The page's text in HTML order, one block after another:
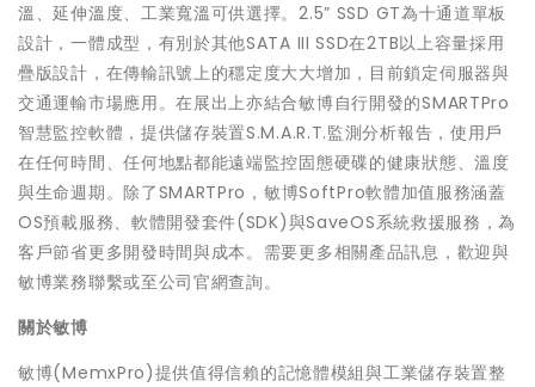
溫、延伸溫度、工業寬溫可供選擇。2.5” SSD GT為十通道單板
設計，一體成型，有別於其他SATA III SSD在2TB以上容量採用
疊版設計，在傳輸訊號上的穩定度大大增加，目前鎖定伺服器與
交通運輸市場應用。在展出上亦結合敏博自行開發的SMARTPro
智慧監控軟體，提供儲存裝置S.M.A.R.T.監測分析報告，使用戶
在任何時間、任何地點都能遠端監控固態硬碟的健康狀態、溫度
與生命週期。除了SMARTPro，敏博SoftPro軟體加值服務涵蓋
OS預載服務、軟體開發套件(SDK)與SaveOS系統救援服務，為
客戶節省更多開發時間與成本。需要更多相關產品訊息，歡迎與
敏博業務聯繫或至公司官網查詢。
關於敏博
敏博(MemxPro)提供值得信賴的記憶體模組與工業儲存裝置整